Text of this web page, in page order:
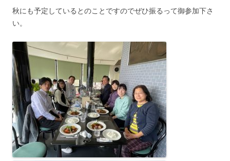
秋にも予定しているとのことですのでぜひ振るって御参加下さ
い。